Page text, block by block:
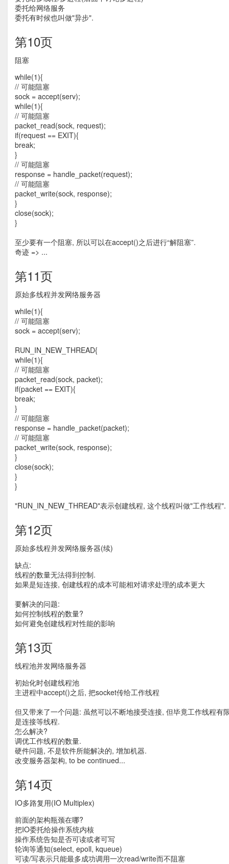
委托给网络服务
委托有时候也叫做"异步".
第10页
阻塞
while(1){
// 可能阻塞
sock = accept(serv);
while(1){
// 可能阻塞
packet_read(sock, request);
if(request == EXIT){
break;
}
// 可能阻塞
response = handle_packet(request);
// 可能阻塞
packet_write(sock, response);
}
close(sock);
}
至少要有一个阻塞, 所以可以在accept()之后进行“解阻塞”.
奇迹 => ...
第11页
原始多线程并发网络服务器
while(1){
// 可能阻塞
sock = accept(serv);
RUN_IN_NEW_THREAD{
while(1){
// 可能阻塞
packet_read(sock, packet);
if(packet == EXIT){
break;
}
// 可能阻塞
response = handle_packet(packet);
// 可能阻塞
packet_write(sock, response);
}
close(sock);
}
}
"RUN_IN_NEW_THREAD"表示创建线程, 这个线程叫做"工作线程".
第12页
原始多线程并发网络服务器(续)
缺点:
线程的数量无法得到控制.
如果是短连接, 创建线程的成本可能相对请求处理的成本更大
要解决的问题:
如何控制线程的数量?
如何避免创建线程对性能的影响
第13页
线程池并发网络服务器
初始化时创建线程池
主进程中accept()之后, 把socket传给工作线程
但又带来了一个问题: 虽然可以不断地接受连接, 但毕竟工作线程
是连接等线程.
怎么解决?
调优工作线程的数量.
硬件问题, 不是软件所能解决的, 增加机器.
改变服务器架构, to be continued...
第14页
IO多路复用(IO Multiplex)
前面的架构瓶颈在哪?
把IO委托给操作系统内核
操作系统告知是否可读或者可写
轮询等通知(select, epoll, kqueue)
可读/写表示只能最多成功调用一次read/write而不阻塞